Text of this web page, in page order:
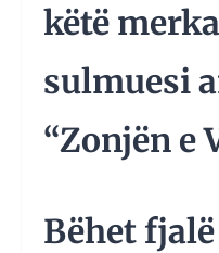
këtë
sulmuesi
“Zonjën e
Bëhet